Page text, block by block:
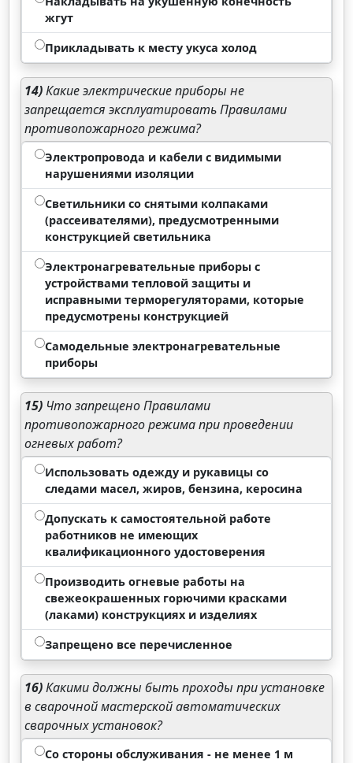
жгут
Прикладывать к месту укуса холод
14)Какие электрические приборы не
запрещается эксплуатировать Правилами
противопожарного режима?
Электропровода и кабели с видимыми
нарушениями изоляции
Светильники со снятыми колпаками
(рассеивателями), предусмотренными
конструкцией светильника
Электронагревательные приборы с
устройствами тепловой защиты и
исправными терморегуляторами, которые
предусмотрены конструкцией
Самодельные электронагревательные
приборы
15) Что запрещено Правилами
противопожарного режима при проведении
огневых работ?
Использовать одежду и рукавицы со
следами масел, жиров, бензина, керосина
Допускать к самостоятельной работе
работников не имеющих
квалификационного удостоверения
Производить огневые работы на
свежеокрашенных горючими красками
(лаками) конструкциях и изделиях
Запрещено все перечисленное
16)Какими должны быть проходы при установке
в сварочной мастерской автоматических
сварочных установок?
Со стороны обслуживания - не менее 1 м